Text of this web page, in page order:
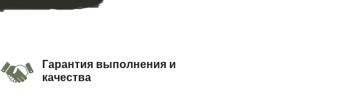
Гарантия выполнения и
качества